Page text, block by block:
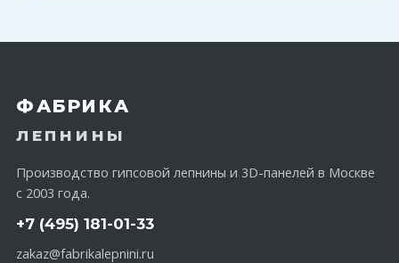
ФАБРИКА
ЛЕПНИНЫ
Производство гипсовой лепнины и 3D-панелей в Москве
с 2003 года.
+7 (495) 181-01-33
zakaz@fabrikalepnini.ru